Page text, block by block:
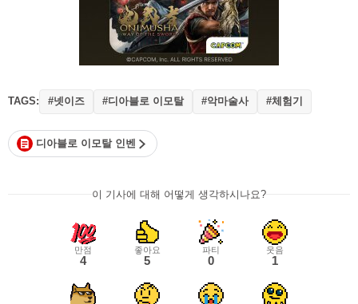
TAGS: #넷이즈 #디아블로 이모탈 #악마술사 #체험기
디아블로 이모탈 인벤
이 기사에 대해 어떻게 생각하시나요?
만점
4
좋아요
5
파티
0
웃음
1